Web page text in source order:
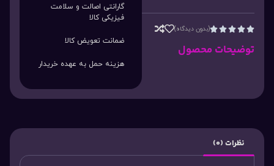




(بدون دیدگاه)
توضیحات محصول
گارانتی اصالت و سلامت
فیزیکی کالا
ضمانت تعویض کالا
هزینه حمل به عهده خریدار
نظرات (0)